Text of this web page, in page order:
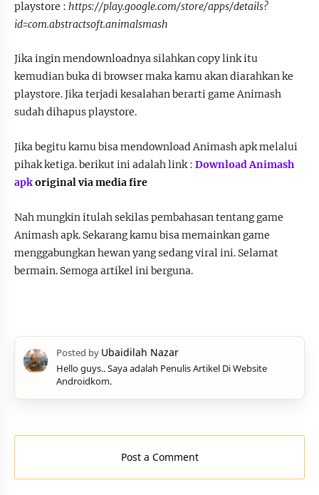
playstore : https://play.google.com/store/apps/details?
id=com.abstractsoft.animalsmash
Jika ingin mendownloadnya silahkan copy link itu
kemudian buka di browser maka kamu akan diarahkan ke
playstore. Jika terjadi kesalahan berarti game Animash
sudah dihapus playstore.
Jika begitu kamu bisa mendownload Animash apk melalui
pihak ketiga. berikut ini adalah link : Download Animash
apkoriginal via media fire
Nah mungkin itulah sekilas pembahasan tentang game
Animash apk. Sekarang kamu bisa memainkan game
menggabungkan hewan yang sedang viral ini. Selamat
bermain. Semoga artikel ini berguna.
Hello guys.. Saya adalah Penulis Artikel Di Website
Androidkom.
Post a Comment